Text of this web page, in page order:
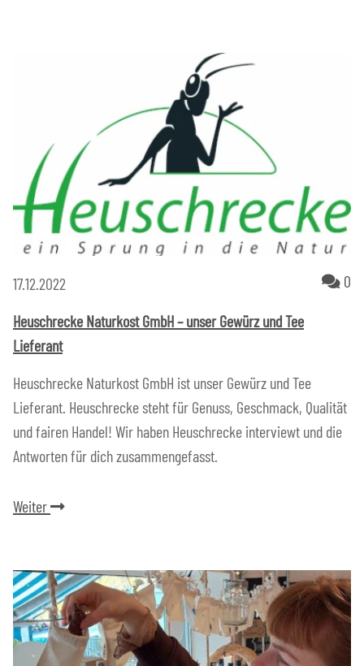
17.12.2022 0
Heuschrecke Naturkost GmbH – unser Gewürz und Tee
Lieferant
Heuschrecke Naturkost GmbH ist unser Gewürz und Tee
Lieferant. Heuschrecke steht für Genuss, Geschmack, Qualität
und fairen Handel! Wir haben Heuschrecke interviewt und die
Antworten für dich zusammengefasst.
Weiter